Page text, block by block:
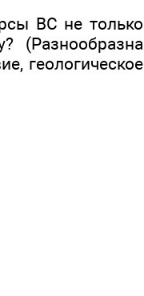
ВС не только
(Разнообразна
геологическое